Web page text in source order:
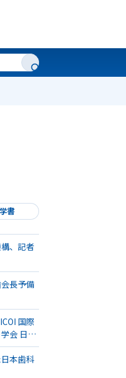
書
、記者
長予備
国際
会 日本
開催
本歯科